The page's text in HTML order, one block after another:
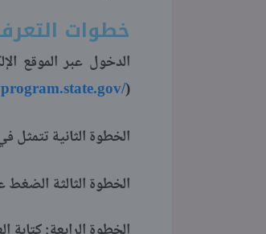
خطوات التعرف
الدخول عبر الموقع
(
الخطوة الثانية
الخطوة الثالثة